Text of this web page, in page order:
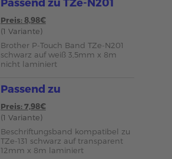
Preis: 8,98€
(1 Variante)
Brother P-Touch Band TZe-N201
schwarz auf weiß 3,5mm x 8m
nicht laminiert
Passend zu
Preis: 7,98€
(1 Variante)
Beschriftungsband kompatibel zu
TZe-131 schwarz auf transparent
12mm x 8m laminiert